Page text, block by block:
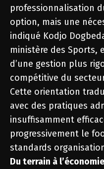
professionnalisation
option, mais une
indiqué Kodjo
ministère des Sports,
d’une gestion plus
compétitive du
Cette orientation
avec des pratiques
insuffisamment
progressivement le
standards
Du terrain à